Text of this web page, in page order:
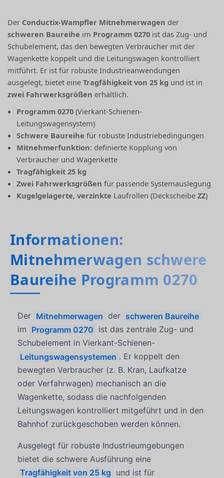
Der Conductix-Wampfler Mitnehmerwagen der
schweren Baureihe im Programm 0270 ist das Zug- und
Schubelement, das den bewegten Verbraucher mit der
Wagenkette koppelt und die Leitungswagen kontrolliert
mitführt. Er ist für robuste Industrieanwendungen
ausgelegt, bietet eineTragfähigkeit von 25 kg und ist in
zwei Fahrwerksgrößen erhältlich.
Programm 0270 (Vierkant-Schienen-
Leitungswagensystem)
Schwere Baureihe für robuste Industriebedingungen
Mitnehmerfunktion: definierte Kopplung von
Verbraucher und Wagenkette
Tragfähigkeit 25 kg
Zwei Fahrwerksgrößen für passende Systemauslegung
Kugelgelagerte,verzinkte Laufrollen (DeckscheibeZZ)
Informationen:
Mitnehmerwagen schwere
Baureihe Programm 0270
Der Mitnehmerwagen der schweren Baureihe
im Programm 0270 ist das zentrale Zug- und
Schubelement in Vierkant-Schienen-
Leitungswagensystemen . Er koppelt den
bewegten Verbraucher (z. B. Kran, Laufkatze
oder Verfahrwagen) mechanisch an die
Wagenkette, sodass die nachfolgenden
Leitungswagen kontrolliert mitgeführt und in den
Bahnhof zurückgeschoben werden können.
Ausgelegt für robuste Industrieumgebungen
bietet die schwere Ausführung eine
Tragfähigkeit von 25 kg und ist für